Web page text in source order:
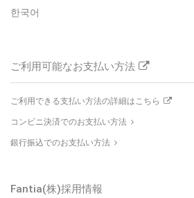
한국어
ご利用可能なお支払い方法
ご利用できる支払い方法の詳細はこちら
コンビニ決済でのお支払い方法
銀行振込でのお支払い方法
Fantia(株)採用情報